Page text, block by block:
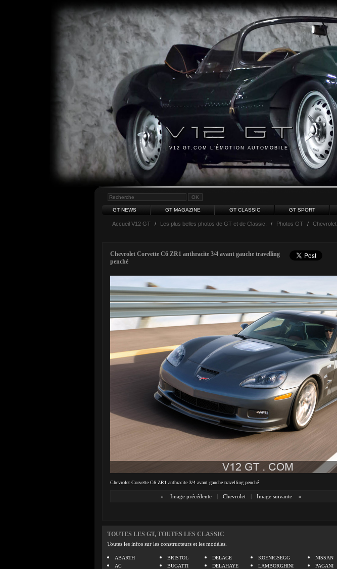
V12 GT.COM L'ÉMOTION AUTOMOBILE
GT NEWS GT MAGAZINE GT CLASSIC GT SPORT
Accueil V12 GT / Les plus belles photos de GT et de Classic. / Photos GT / Chevrolet
Chevrolet Corvette C6 ZR1 anthracite 3/4 avant gauche travelling
penché
Chevrolet Corvette C6 ZR1 anthracite 3/4 avant gauche travelling penché
« Image précédente | Chevrolet | Image suivante »
TOUTES LES GT, TOUTES LES CLASSIC
Toutes les infos sur les constructeurs et les modèles.
ABARTH
AC
BRISTOL
BUGATTI
DELAGE
DELAHAYE
KOENIGSEGG
LAMBORGHINI
NISSAN
PAGANI